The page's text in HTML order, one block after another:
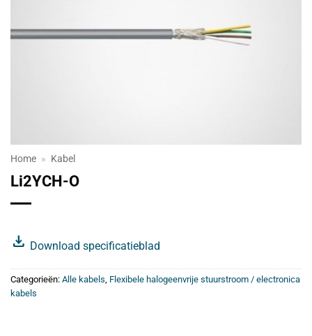
Home » Kabel
Li2YCH-O
download Download specificatieblad
Categorieën: Alle kabels, Flexibele halogeenvrije stuurstroom / electronica
kabels